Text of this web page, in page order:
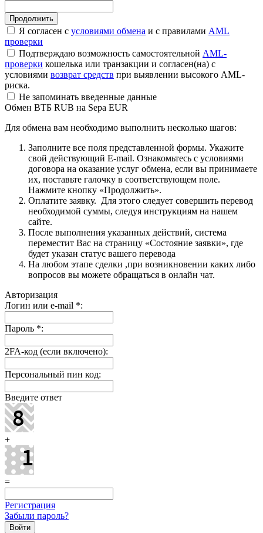
Я согласен с условиями обмена и с правилами AML
проверки
Подтверждаю возможность самостоятельной AML-
проверки кошелька или транзакции и согласен(на) с
условиями возврат средств при выявлении высокого AML-
риска.
Не запоминать введенные данные
Обмен ВТБ RUB на Sepa EUR
Для обмена вам необходимо выполнить несколько шагов:
Заполните все поля представленной формы. Укажите
свой действующий E-mail. Ознакомьтесь с условиями
договора на оказание услуг обмена, если вы принимаете
их, поставьте галочку в соответствующем поле.
Нажмите кнопку «Продолжить».
Оплатите заявку. Для этого следует совершить перевод
необходимой суммы, следуя инструкциям на нашем
сайте.
После выполнения указанных действий, система
переместит Вас на страницу «Состояние заявки», где
будет указан статус вашего перевода
На любом этапе сделки ,при возникновении каких либо
вопросов вы можете обращаться в онлайн чат.
Авторизация
Логин или e-mail *:
Пароль *:
2FA-код (если включено):
Персональный пин код:
Введите ответ
+
=
Регистрация
Забыли пароль?